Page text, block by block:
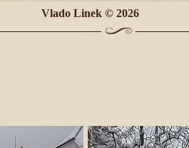
Vlado Linek © 2026